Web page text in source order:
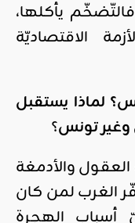
يأكلها،
الاقتصاديّة
لماذا يستقبل
وغير تونس؟
والأدمغة
الغرب لمن كان
الهجرة